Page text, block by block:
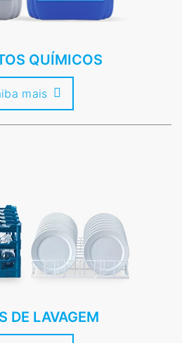
QUÍMICOS
mais
DE LAVAGEM